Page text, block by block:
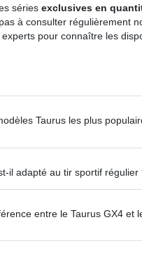
sériesexclusives en
à consulter régulièrement
pour connaître les
Taurus les plus
il adapté au tir sportif régulier
entre le Taurus GX4 et